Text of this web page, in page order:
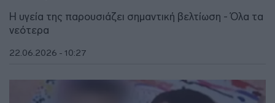
Η υγεία της παρουσιάζει σημαντική βελτίωση - Όλα τα
νεότερα
22.06.2026 - 10:27